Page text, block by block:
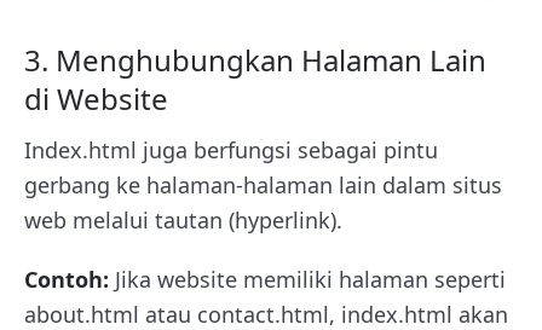
3. Menghubungkan Halaman Lain
di Website
Index.html juga berfungsi sebagai pintu
gerbang ke halaman-halaman lain dalam situs
web melalui tautan (hyperlink).
Contoh: Jika website memiliki halaman seperti
about.html atau contact.html, index.html akan